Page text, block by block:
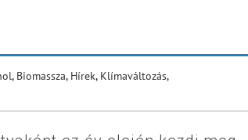
, Biomassza, Hírek, Klímaváltozás,